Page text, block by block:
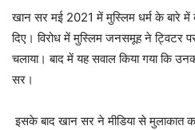
खान सर मई 2021 में मुस्लिम धर्म के बारे में
दिए। विरोध में मुस्लिम जनसमूह ने
चलाया। बाद में यह सवाल किया गया कि
सर।
इसके बाद खान सर ने मीडिया से मुलाकात